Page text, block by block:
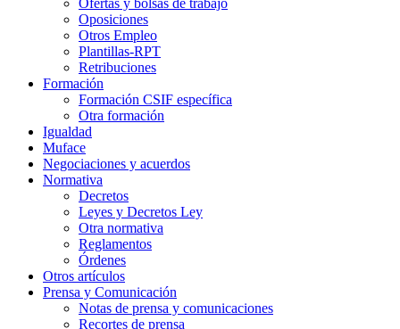
Ofertas y bolsas de trabajo
Oposiciones
Otros Empleo
Plantillas-RPT
Retribuciones
Formación
Formación CSIF específica
Otra formación
Igualdad
Muface
Negociaciones y acuerdos
Normativa
Decretos
Leyes y Decretos Ley
Otra normativa
Reglamentos
Órdenes
Otros artículos
Prensa y Comunicación
Notas de prensa y comunicaciones
Recortes de prensa